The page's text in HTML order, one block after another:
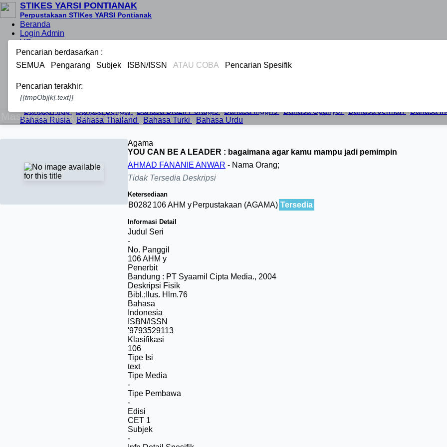
STIKES YARSI PONTIANAK
Perpustakaan STIKes YARSI Pontianak
Beranda
Login Admin
VC
Informasi
Berita
Bantuan
Area Anggota
Bahasa Arab Bahasa Bengal Bahasa Brazil Portugis Bahasa Inggris Bahasa Spanyol Bahasa Jerman Bahasa
Bahasa Rusia
Bahasa Thailand Bahasa Turki Bahasa Urdu
Pencarian berdasarkan :
SEMUA
Pengarang Subjek ISBN/ISSN ATAU COBA Pencarian Spesifik
Pencarian terakhir:
{{tmpObj[k].text}}
Agama
YOU CAN BE A LEADER : bagaimana agar kamu mampu jadi pemimpin
AHMAD FANANIE ANWAR - Nama Orang;
Tidak Tersedia Deskripsi
Ketersediaan
B0282 106 AHM y Perpustakaan (AGAMA) Tersedia
Informasi Detail
Judul Seri
-
No. Panggil
106 AHM y
Penerbit
Bandung : PT Syaamil Cipta Media., 2004
Deskripsi Fisik
Bibl.;Ilus. Hlm.76
Bahasa
Indonesia
ISBN/ISSN
'9793529113
Klasifikasi
106
Tipe Isi
text
Tipe Media
-
Tipe Pembawa
-
Edisi
CET 1
Subjek
-